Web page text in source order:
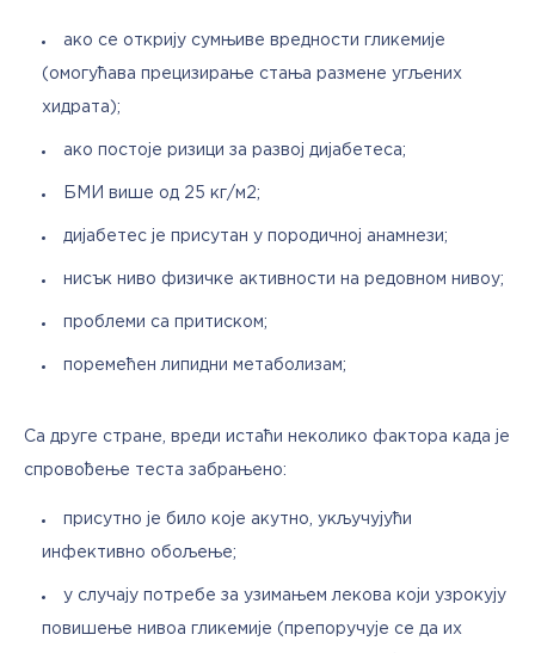
ако се открију сумњиве вредности гликемије
(омогућава прецизирање стања размене угљених
хидрата);
ако постоје ризици за развој дијабетеса;
БМИ више од 25 кг/м2;
дијабетес је присутан у породичној анамнези;
нисък ниво физичке активности на редовном нивоу;
проблеми са притиском;
поремећен липидни метаболизам;
Са друге стране, вреди истаћи неколико фактора када је
спровођење теста забрањено:
присутно је било које акутно, укључујући
инфективно обољење;
у случају потребе за узимањем лекова који узрокују
повишење нивоа гликемије (препоручује се да их